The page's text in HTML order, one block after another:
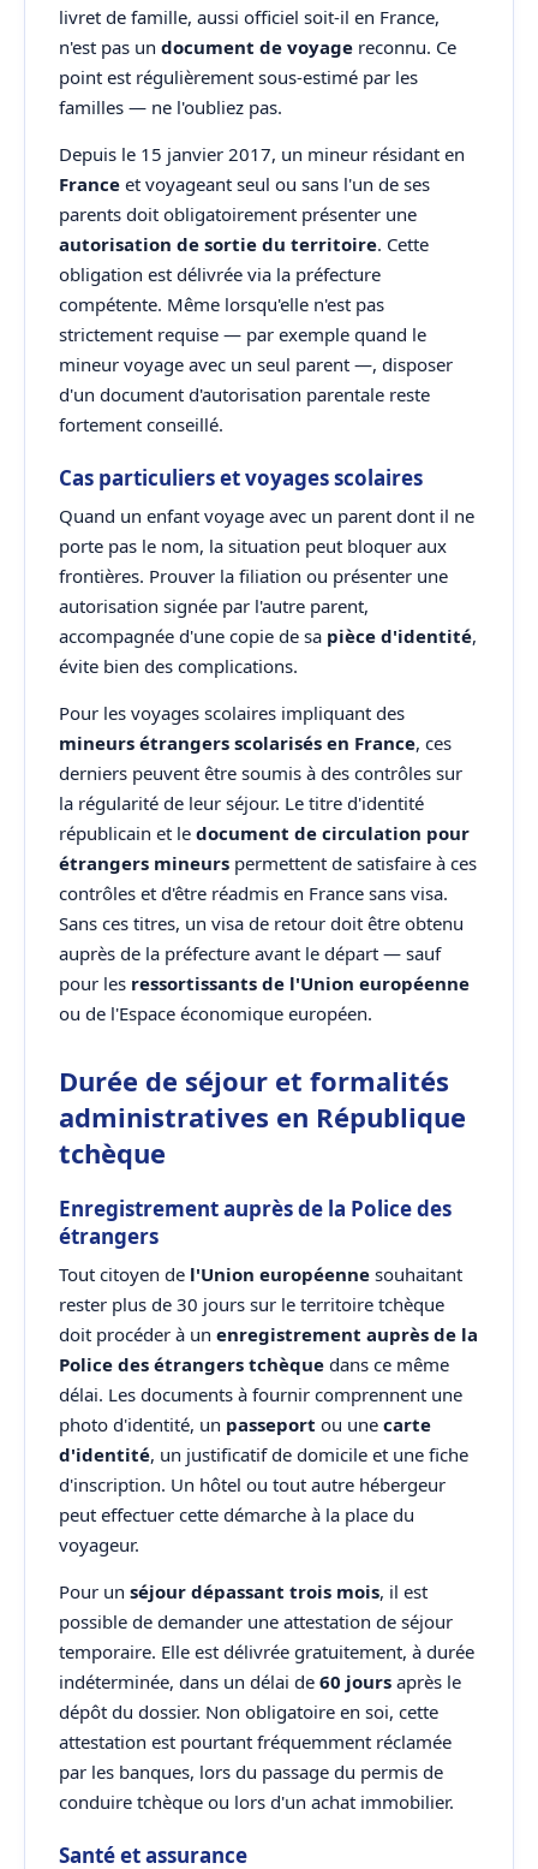
livret de famille, aussi officiel soit-il en France,
n'est pas un document de voyage reconnu. Ce
point est régulièrement sous-estimé par les
familles — ne l'oubliez pas.
Depuis le 15 janvier 2017, un mineur résidant en
France et voyageant seul ou sans l'un de ses
parents doit obligatoirement présenter une
autorisation de sortie du territoire. Cette
obligation est délivrée via la préfecture
compétente. Même lorsqu'elle n'est pas
strictement requise — par exemple quand le
mineur voyage avec un seul parent —, disposer
d'un document d'autorisation parentale reste
fortement conseillé.
Cas particuliers et voyages scolaires
Quand un enfant voyage avec un parent dont il ne
porte pas le nom, la situation peut bloquer aux
frontières. Prouver la filiation ou présenter une
autorisation signée par l'autre parent,
accompagnée d'une copie de sa pièce d'identité,
évite bien des complications.
Pour les voyages scolaires impliquant des
mineurs étrangers scolarisés en France, ces
derniers peuvent être soumis à des contrôles sur
la régularité de leur séjour. Le titre d'identité
républicain et le document de circulation pour
étrangers mineurs permettent de satisfaire à ces
contrôles et d'être réadmis en France sans visa.
Sans ces titres, un visa de retour doit être obtenu
auprès de la préfecture avant le départ — sauf
pour les ressortissants de l'Union européenne
ou de l'Espace économique européen.
Durée de séjour et formalités
administratives en République
tchèque
Enregistrement auprès de la Police des
étrangers
Tout citoyen de l'Union européenne souhaitant
rester plus de 30 jours sur le territoire tchèque
doit procéder à un enregistrement auprès de la
Police des étrangers tchèque dans ce même
délai. Les documents à fournir comprennent une
photo d'identité, un passeport ou une carte
d'identité, un justificatif de domicile et une fiche
d'inscription. Un hôtel ou tout autre hébergeur
peut effectuer cette démarche à la place du
voyageur.
Pour un séjour dépassant trois mois, il est
possible de demander une attestation de séjour
temporaire. Elle est délivrée gratuitement, à durée
indéterminée, dans un délai de 60 jours après le
dépôt du dossier. Non obligatoire en soi, cette
attestation est pourtant fréquemment réclamée
par les banques, lors du passage du permis de
conduire tchèque ou lors d'un achat immobilier.
Santé et assurance